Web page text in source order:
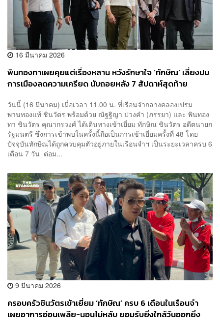
16 มีนาคม 2026
​พินทองทาเผยคุยแต่เรื่องหลาน หวังรักษาใจ ‘ทักษิณ’ เลี่ยงปม
การเมืองลดความเครียด​ นับถอยหลัง 7 สัปดาห์สุดท้าย
​วันนี้ (16 มีนาคม) เมื่อเวลา 11.00 น. ที่เรือนจำกลางคลองเปรม
พานทองแท้ ชินวัตร พร้อมด้วย ณัฐฐิญา ปวงคำ (ภรรยา) และ พินทอง
ทา ชินวัตร คุณากรวงศ์ ได้เดินทางเข้าเยี่ยม ทักษิณ ชินวัตร อดีตนายก
รัฐมนตรี ซึ่งการเข้าพบในครั้งนี้ถือเป็นการเข้าเยี่ยมครั้งที่ 48 โดย
ปัจจุบันทักษิณได้ถูกควบคุมตัวอยู่ภายในเรือนจำฯ เป็นระยะเวลาครบ 6
เดือน 7 วัน ​ต่อม...
9 มีนาคม 2026
ครอบครัวชินวัตรเข้าเยี่ยม ‘ทักษิณ’ ครบ 6 เดือนในเรือนจำ
เผยอาการอ่อนเพลีย-นอนไม่หลับ ยอมรับยิ่งใกล้วันออกยิ่ง